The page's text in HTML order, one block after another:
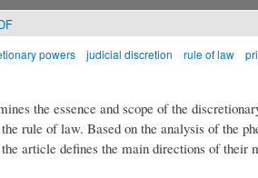
powers judicial discretion rule of law
the essence and scope of the
rule of law. Based on the analysis of the
article defines the main directions of their